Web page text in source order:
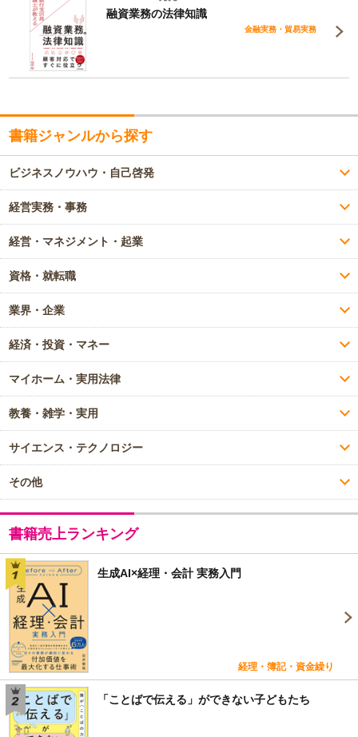
融資業務の法律知識
金融実務・貿易実務
書籍ジャンルから探す
ビジネスノウハウ・自己啓発
経営実務・事務
経営・マネジメント・起業
資格・就転職
業界・企業
経済・投資・マネー
マイホーム・実用法律
教養・雑学・実用
サイエンス・テクノロジー
その他
書籍売上ランキング
生成AI×経理・会計 実務入門
経理・簿記・資金繰り
「ことばで伝える」ができない子どもたち